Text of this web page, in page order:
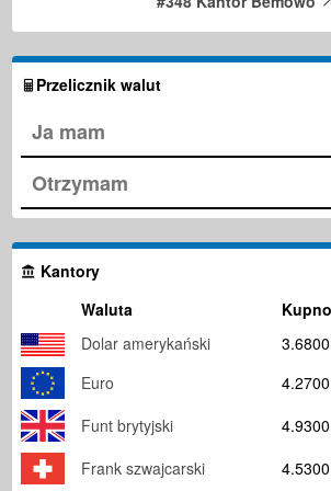
Przelicznik walut
Kantory
Waluta
Kupno
Dolar amerykański
3.6800
Euro
4.2700
Funt brytyjski
4.9300
Frank szwajcarski
4.5300